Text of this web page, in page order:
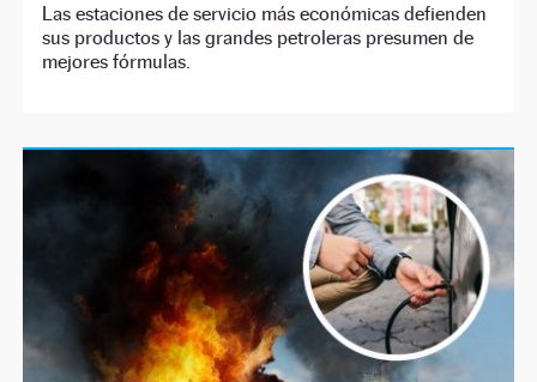
Las estaciones de servicio más económicas defienden
sus productos y las grandes petroleras presumen de
mejores fórmulas.